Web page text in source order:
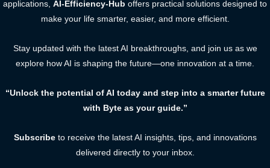
applications, AI-Efficiency-Hub offers practical solutions designed to
make your life smarter, easier, and more efficient.
Stay updated with the latest AI breakthroughs, and join us as we
explore how AI is shaping the future—one innovation at a time.
“Unlock the potential of AI today and step into a smarter future
with Byte as your guide.”
Subscribeto receive the latest AI insights, tips, and innovations
delivered directly to your inbox.